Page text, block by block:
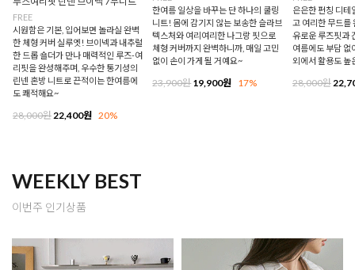
FREE
시원함은 기본, 입어보면 놀라실 완벽
한 체형 커버 실루엣! 브이넥과 내추럴
한 드롭 숄더가 만나 매력적인 루즈-여
리핏을 완성해주며, 우수한 통기성의
린넨 혼방 니트로 끈적이는 한여름에
도 쾌적해요~
28,000원22,400원 20%
한여름 일상을 바꾸는 단 하나의 쿨링
니트! 몸에 감기지 않는 보송한 슬라브
텍스처와 여리여리한 나그랑 핏으로
체형 커버까지 완벽하니까, 매일 고민
없이 손이 가게 될 거예요~
23,900원19,900원 17%
은은한 펀칭 디테
고 여리한 무드를
유로운 루즈핏과
여름에도 부담 없
외에서 활용도 높
28,000원
WEEKLY BEST
이번주 인기상품